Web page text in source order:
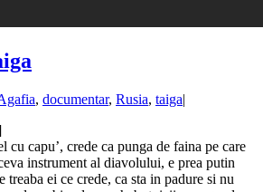
, documentar, Rusia, taiga|
cu capu’, crede ca punga de faina pe care
instrument al diavolului, e prea putin
treaba ei ce crede, ca sta in padure si nu